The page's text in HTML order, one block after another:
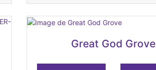
Great God Grove